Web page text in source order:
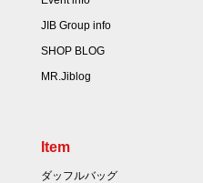
JIB Group info
SHOP BLOG
MR.Jiblog
Item
ダッフルバッグ